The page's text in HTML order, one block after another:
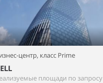
центр, класс Prime
площади по запросу